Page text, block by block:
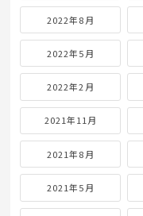
2022年8月
2022年5月
2022年2月
2021年11月
2021年8月
2021年5月